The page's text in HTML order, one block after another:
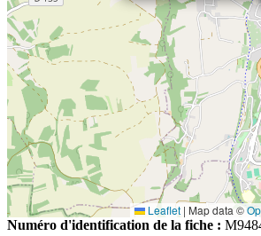
Leaflet | Map data ©
Numéro d'identification de la fiche :